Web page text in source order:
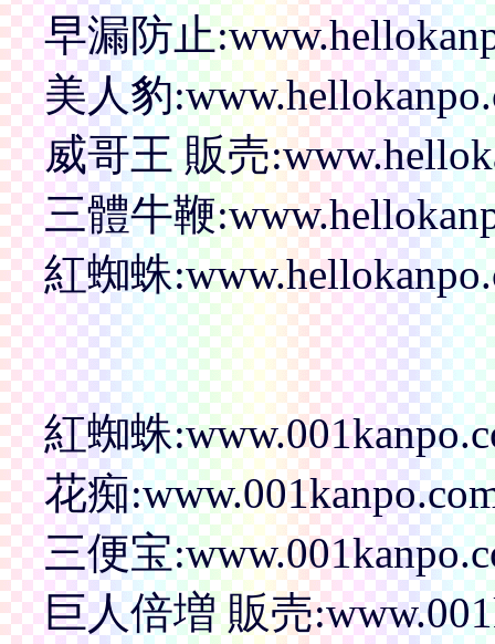
早漏防止
美人豹
威哥王 販売
三體牛鞭
紅蜘蛛
紅蜘蛛
花痴
三便宝
巨人倍増 販売